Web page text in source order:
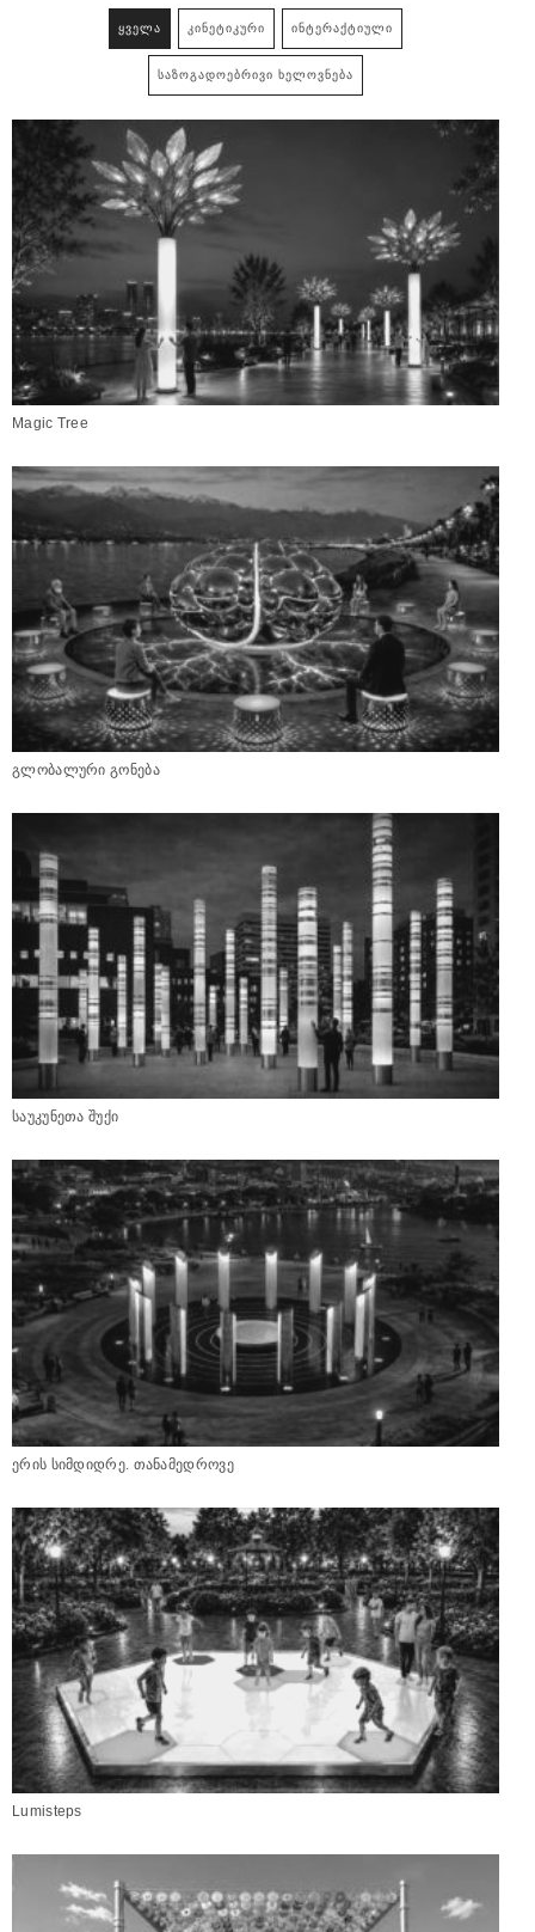
ᲧᲕᲔᲚᲐ ᲙᲘᲜᲔᲢᲘᲙᲣᲠᲘ ᲘᲜᲢᲔᲠᲐᲥᲢᲘᲣᲚᲘ
ᲡᲐᲖᲝᲒᲐᲓᲝᲔᲑᲠᲘᲕᲘ ᲮᲔᲚᲝᲕᲜᲔᲑᲐ
Magic Tree
გლობალური გონება
საუკუნეთა შუქი
ერის სიმდიდრე. თანამედროვე
Lumisteps